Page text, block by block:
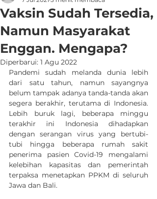
Vaksin Sudah Tersedia,
Namun Masyarakat
Enggan. Mengapa?
Diperbarui: 1 Agu 2022
Pandemi sudah melanda dunia lebih
dari satu tahun, namun sayangnya
belum tampak adanya tanda-tanda akan
segera berakhir, terutama di Indonesia.
Lebih buruk lagi, beberapa minggu
terakhir ini Indonesia dihadapkan
dengan serangan virus yang bertubi-
tubi hingga beberapa rumah sakit
penerima pasien Covid-19 mengalami
kelebihan kapasitas dan pemerintah
terpaksa menetapkan PPKM di seluruh
Jawa dan Bali.